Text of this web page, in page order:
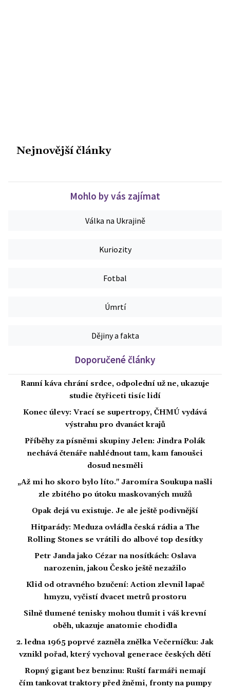
Nejnovější články
Mohlo by vás zajímat
Válka na Ukrajině
Kuriozity
Fotbal
Úmrtí
Dějiny a fakta
Doporučené články
Ranní káva chrání srdce, odpolední už ne, ukazuje
studie čtyřiceti tisíc lidí
Konec úlevy: Vrací se supertropy, ČHMÚ vydává
výstrahu pro dvanáct krajů
Příběhy za písněmi skupiny Jelen: Jindra Polák
nechává čtenáře nahlédnout tam, kam fanoušci
dosud nesměli
„Až mi ho skoro bylo líto." Jaromíra Soukupa našli
zle zbitého po útoku maskovaných mužů
Opak dejá vu existuje. Je ale ještě podivnější
Hitparády: Meduza ovládla česká rádia a The
Rolling Stones se vrátili do albové top desítky
Petr Janda jako Cézar na nosítkách: Oslava
narozenin, jakou Česko ještě nezažilo
Klid od otravného bzučení: Action zlevnil lapač
hmyzu, vyčistí dvacet metrů prostoru
Silně tlumené tenisky mohou tlumit i váš krevní
oběh, ukazuje anatomie chodidla
2. ledna 1965 poprvé zazněla znělka Večerníčku: Jak
vznikl pořad, který vychoval generace českých dětí
Ropný gigant bez benzinu: Ruští farmáři nemají
čím tankovat traktory před žněmi, fronty na pumpy